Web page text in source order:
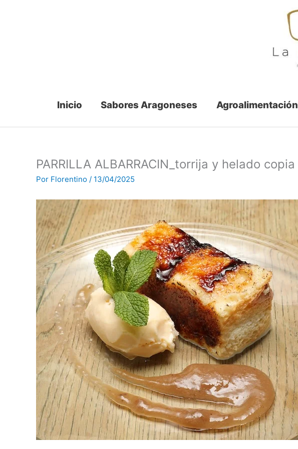
Inicio Sabores Aragoneses Agroalimentación
PARRILLA ALBARRACIN_torrija y helado copia
Por Florentino / 13/04/2025